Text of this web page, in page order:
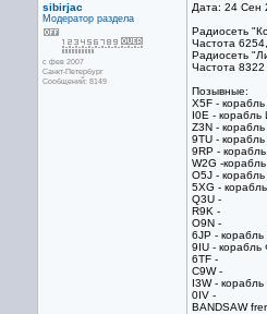
sibirjac
Модератор раздела
с фев 2007
Санкт-Петербург
Сообщений: 8149
Дата: 24 Сен
Радиосеть
Частота
Радиосеть
Частота 8322
Позывные:
X5F -
I0E - корабль
Z3N -
9TU -
9RP -
W2G -
O5J -
5XG -
Q3U -
R9K -
O9N -
6JP - корабль
9IU - корабль
6TF -
C9W -
I3W -
0IV -
BANDSAW